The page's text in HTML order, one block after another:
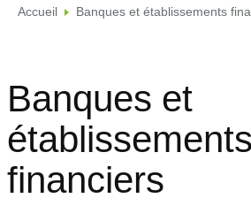
Accueil Banques et établissements
Banques et
établissements
financiers